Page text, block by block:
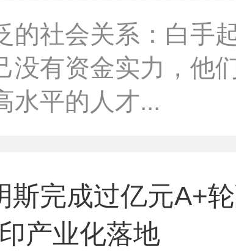
的社会关系：白手
没有资金实力，他
水平的人才...
斯完成过亿元A+轮
产业化落地